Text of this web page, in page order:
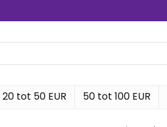
20 tot 50 EUR 50 tot 100 EUR